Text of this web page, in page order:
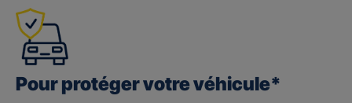
Pour protéger votre véhicule*